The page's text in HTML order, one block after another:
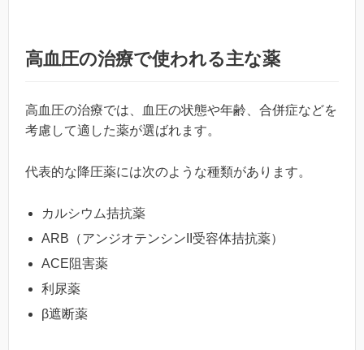
高血圧の治療で使われる主な薬
高血圧の治療では、血圧の状態や年齢、合併症などを
考慮して適した薬が選ばれます。
代表的な降圧薬には次のような種類があります。
カルシウム拮抗薬
ARB（アンジオテンシンII受容体拮抗薬）
ACE阻害薬
利尿薬
β遮断薬